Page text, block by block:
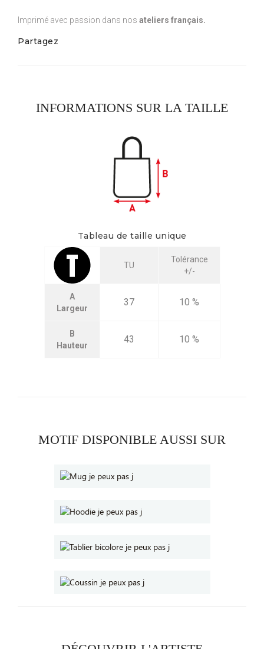
Imprimé avec passion dans nos ateliers français.
Partagez
INFORMATIONS SUR LA TAILLE
Tableau de taille unique
TU
Tolérance
+/-
A
Largeur
37 10 %
B
Hauteur
43 10 %
MOTIF DISPONIBLE AUSSI SUR